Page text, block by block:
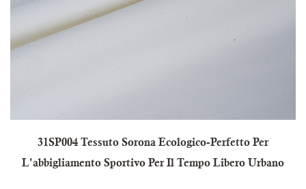
31SP004 Tessuto Sorona Ecologico-Perfetto Per
L'abbigliamento Sportivo Per Il Tempo Libero Urbano